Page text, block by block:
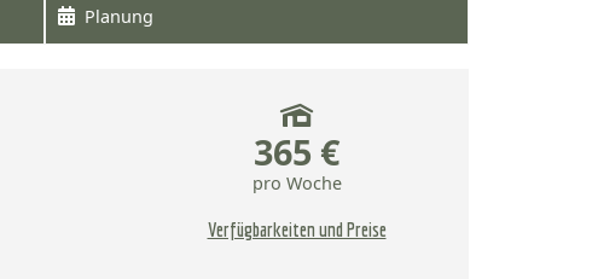
Planung
365 €
pro Woche
Verfügbarkeiten und Preise